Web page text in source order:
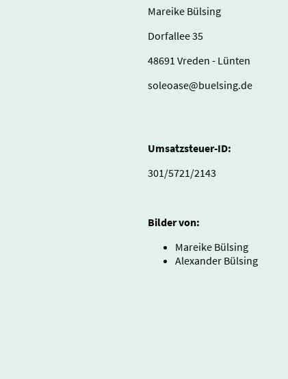
Mareike Bülsing
Dorfallee 35
48691 Vreden - Lünten
soleoase@buelsing.de
Umsatzsteuer-ID:
301/5721/2143
Bilder von:
Mareike Bülsing
Alexander Bülsing